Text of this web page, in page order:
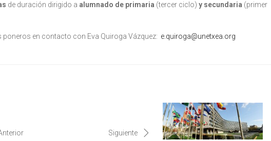
de duración dirigido a alumnado de primaria (tercer ciclo) y secundaria (primer
en contacto con Eva Quiroga Vázquez: e.quiroga@unetxea.org
Siguiente